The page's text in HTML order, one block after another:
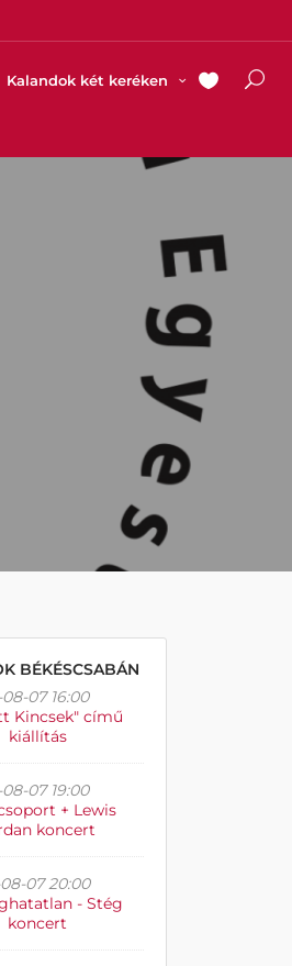
Kalandok két keréken
BÉKÉSCSABÁN
07 16:00
Kincsek" című
kiállítás
07 19:00
+ Lewis
koncert
07 20:00
- Stég
koncert